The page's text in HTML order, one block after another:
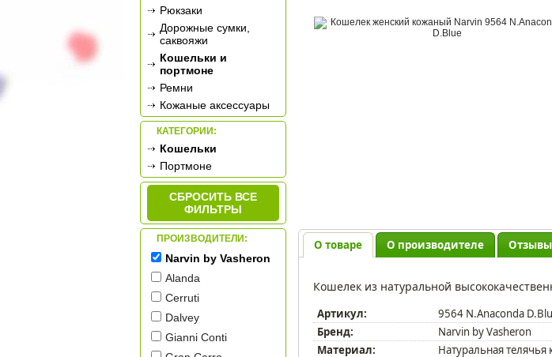
Рюкзаки
Дорожные сумки,
саквояжи
Кошельки и
портмоне
Ремни
Кожаные аксессуары
КАТЕГОРИИ:
Кошельки
Портмоне
СБРОСИТЬ ВСЕ
ФИЛЬТРЫ
ПРОИЗВОДИТЕЛИ:
Narvin by Vasheron
Alanda
Cerruti
Dalvey
Gianni Conti
О товаре О производителе Отзывы
Кошелек из натуральной
Артикул:
9564 N.Anaconda
Бренд:
Narvin by Vasheron
Материал:
Натуральная телячья